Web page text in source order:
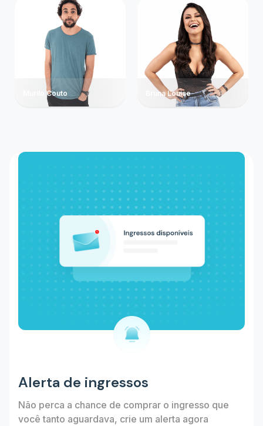
Murilo Couto Bruna Louise
Alerta de ingressos
Não perca a chance de comprar o ingresso que
você tanto aguardava, crie um alerta agora